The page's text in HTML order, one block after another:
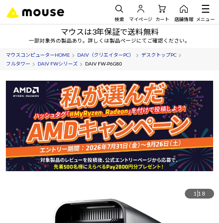
検索 マイページ カート 店舗情報 メニュー
マウスは3年保証で送料無料
一部対象外の製品あり。詳しくは製品ページにてご確認ください。
マウスコンピューターHOME DAIV（クリエイターPC）
デスクトップPC
フルタワー
DAIV FWシリーズ DAIV FW-P6G80
1 18